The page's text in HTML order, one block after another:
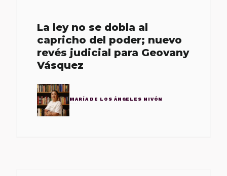
La ley no se dobla al
capricho del poder; nuevo
revés judicial para Geovany
Vásquez
MARÍA DE LOS ÁNGELES NIVÓN